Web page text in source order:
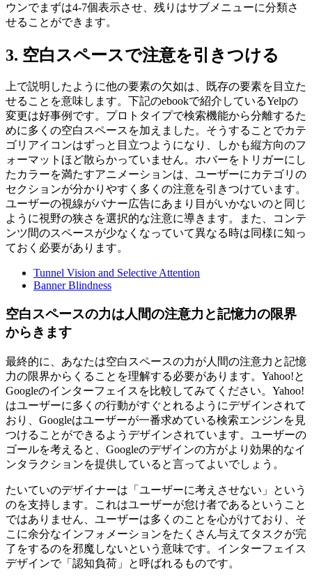
ウンでまずは4-7個表示させ、残りはサブメニューに分類さ
せることができます。
3. 空白スペースで注意を引きつける
上で説明したように他の要素の欠如は、既存の要素を目立た
せることを意味します。下記のebookで紹介しているYelpの
変更は好事例です。プロトタイプで検索機能から分離するた
めに多くの空白スペースを加えました。そうすることでカテ
ゴリアイコンはずっと目立つようになり、しかも縦方向のフ
ォーマットほど散らかっていません。ホバーをトリガーにし
たカラーを満たすアニメーションは、ユーザーにカテゴリの
セクションが分かりやすく多くの注意を引きつけています。
ユーザーの視線がバナー広告にあまり目がいかないのと同じ
ように視野の狭さを選択的な注意に導きます。また、コンテ
ンツ間のスペースが少なくなっていて異なる時は同様に知っ
ておく必要があります。
Tunnel Vision and Selective Attention
Banner Blindness
空白スペースの力は人間の注意力と記憶力の限界
からきます
最終的に、あなたは空白スペースの力が人間の注意力と記憶
力の限界からくることを理解する必要があります。Yahoo!と
Googleのインターフェイスを比較してみてください。Yahoo!
はユーザーに多くの行動がすぐとれるようにデザインされて
おり、Googleはユーザーが一番求めている検索エンジンを見
つけることができるようデザインされています。ユーザーの
ゴールを考えると、Googleのデザインの方がより効果的なイ
ンタラクションを提供していると言ってよいでしょう。
たいていのデザイナーは「ユーザーに考えさせない」という
のを支持します。これはユーザーが怠け者であるということ
ではありません、ユーザーは多くのことを心がけており、そ
こに余分なインフォメーションをたくさん与えてタスクが完
了をするのを邪魔しないという意味です。インターフェイス
デザインで「認知負荷」と呼ばれるものです。